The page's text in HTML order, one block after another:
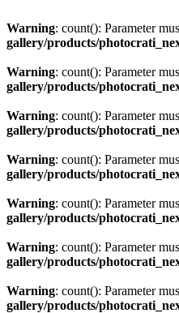
Warning: count(): Parameter
gallery/products/
Warning: count(): Parameter
gallery/products/
Warning: count(): Parameter
gallery/products/
Warning: count(): Parameter
gallery/products/
Warning: count(): Parameter
gallery/products/
Warning: count(): Parameter
gallery/products/
Warning: count(): Parameter
gallery/products/